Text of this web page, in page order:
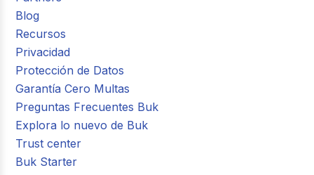
Blog
Recursos
Privacidad
Protección de Datos
Garantía Cero Multas
Preguntas Frecuentes Buk
Explora lo nuevo de Buk
Trust center
Buk Starter